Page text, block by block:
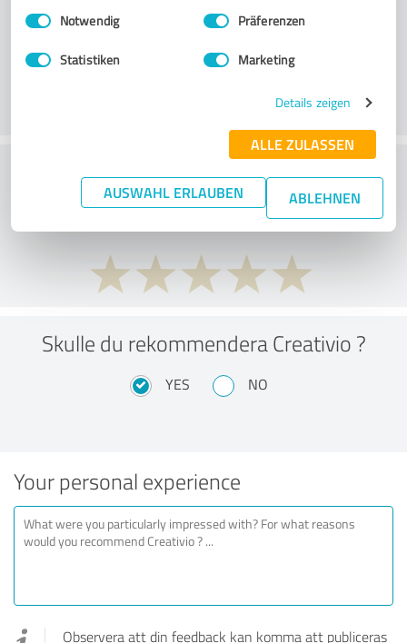
Impressum Datenschutzbestimmungen
Einwilligungsauswahl
Notwendig Präferenzen
Statistiken Marketing
Details zeigen
ALLE ZULASSEN
AUSWAHL ERLAUBEN ABLEHNEN
Kundservice
What do you think of the price to
performance ratio?
Skulle du rekommendera Creativio ?
YES NO
Your personal experience
Observera att din feedback kan komma att publiceras